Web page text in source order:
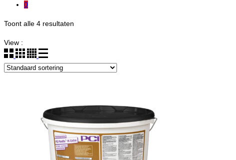
0
Toont alle 4 resultaten
View :